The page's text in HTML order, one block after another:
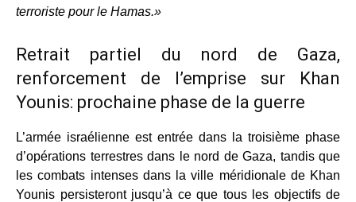
terroriste pour le Hamas.»
Retrait partiel du nord de Gaza,
renforcement de l’emprise sur Khan
Younis: prochaine phase de la guerre
L’armée israélienne est entrée dans la troisième phase
d’opérations terrestres dans le nord de Gaza, tandis que
les combats intenses dans la ville méridionale de Khan
Younis persisteront jusqu’à ce que tous les objectifs de